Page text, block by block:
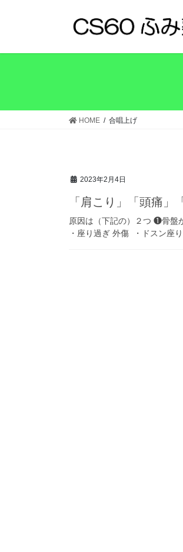
HOME 合唱上げ
2023年2月4日
「肩こり」「頭痛
原因は（下記の）２つ ❶骨
・座り過ぎ 外傷 ・ドスン座